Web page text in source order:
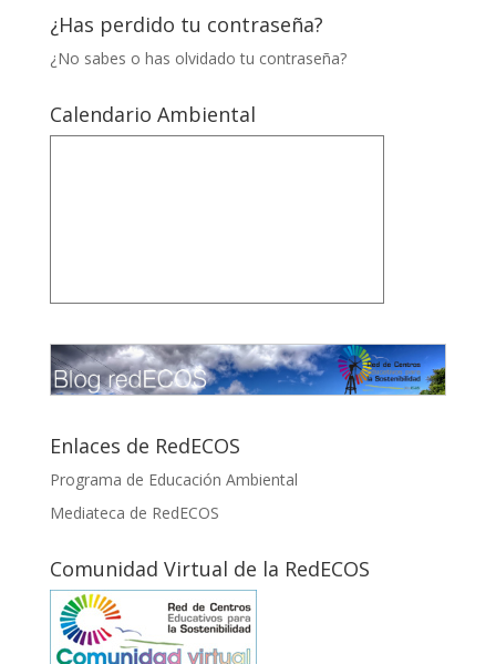
¿Has perdido tu contraseña?
¿No sabes o has olvidado tu contraseña?
Calendario Ambiental
Enlaces de RedECOS
Programa de Educación Ambiental
Mediateca de RedECOS
Comunidad Virtual de la RedECOS